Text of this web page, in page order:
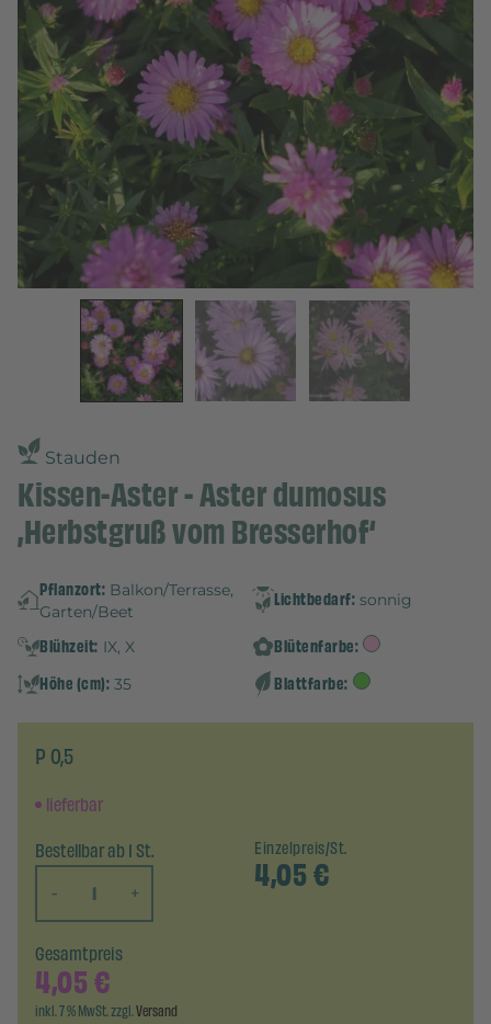
Stauden
Kissen-Aster - Aster dumosus
‚Herbstgruß vom Bresserhof‘
Pflanzort: Balkon/Terrasse,
Garten/Beet
Lichtbedarf: sonnig
Blühzeit: IX, X
Blütenfarbe:
Höhe (cm): 35 Blattfarbe:
P 0,5
lieferbar
Bestellbar ab 1 St.
-
+
Einzelpreis/St.
4,05€
Gesamtpreis
4,05€
inkl. 7 % MwSt. zzgl.Versand